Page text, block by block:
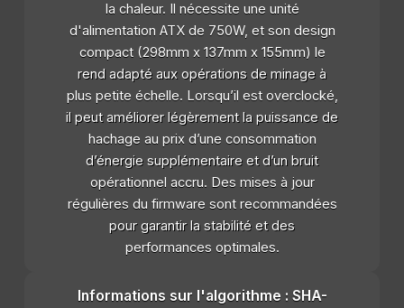
la chaleur. Il nécessite une unité
d'alimentation ATX de 750W, et son design
compact (298mm x 137mm x 155mm) le
rend adapté aux opérations de minage à
plus petite échelle. Lorsqu’il est overclocké,
il peut améliorer légèrement la puissance de
hachage au prix d’une consommation
d’énergie supplémentaire et d’un bruit
opérationnel accru. Des mises à jour
régulières du firmware sont recommandées
pour garantir la stabilité et des
performances optimales.
Informations sur l'algorithme : SHA-